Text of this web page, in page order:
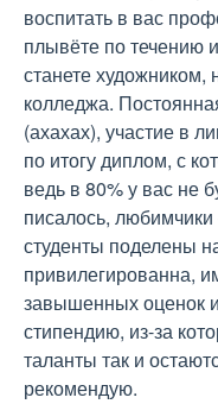
воспитать в вас
плывёте по течению
станете художником,
колледжа.
(ахахах), участие в
по итогу диплом, с
ведь в 80% у вас не
писалось,
студенты поделены
привилегированна,
завышенных оценок
стипендию, из-за
таланты так и
рекомендую.